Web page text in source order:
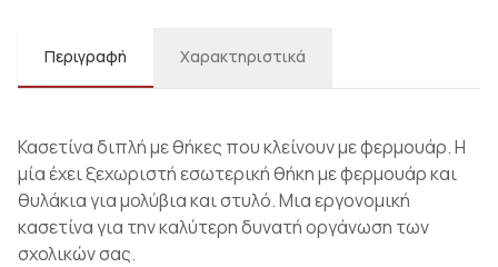
Περιγραφή Χαρακτηριστικά
Κασετίνα διπλή με θήκες που κλείνουν με φερμουάρ. Η
μία έχει ξεχωριστή εσωτερική θήκη με φερμουάρ και
θυλάκια για μολύβια και στυλό. Μια εργονομική
κασετίνα για την καλύτερη δυνατή οργάνωση των
σχολικών σας.